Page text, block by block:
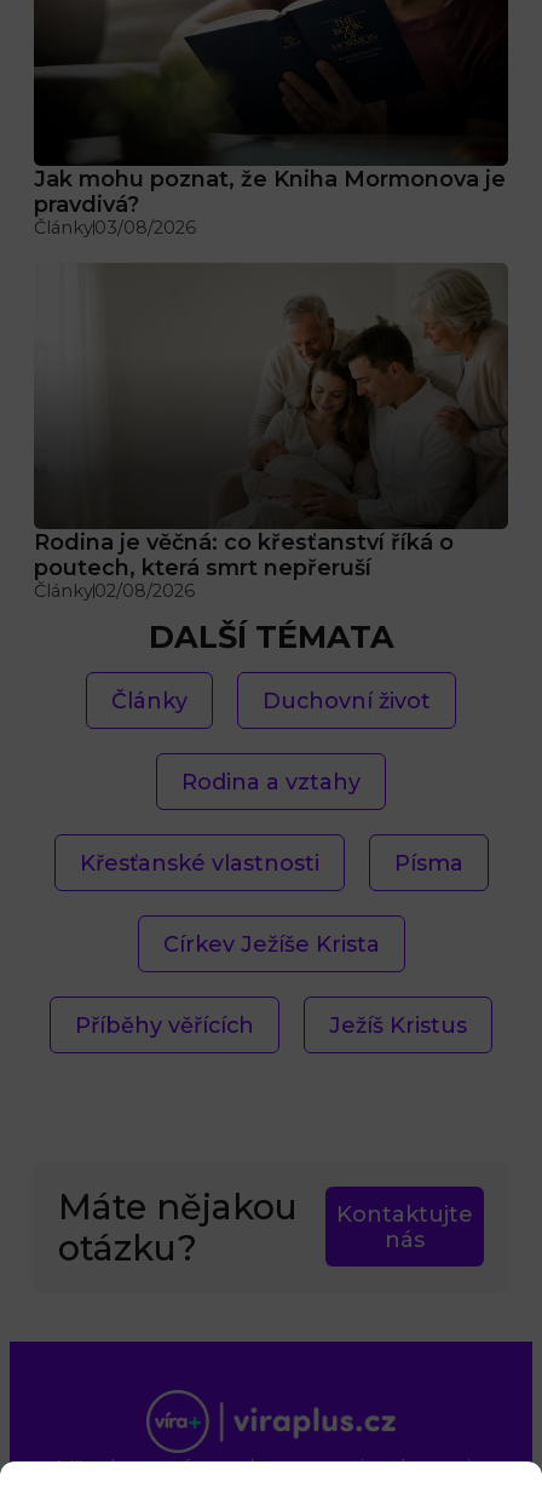
Jak mohu poznat, že Kniha Mormonova je
pravdivá?
Články03/08/2026
Rodina je věčná: co křesťanství říká o
poutech, která smrt nepřeruší
Články02/08/2026
DALŠÍ TÉMATA
Články Duchovní život
Rodina a vztahy
Křesťanské vlastnosti Písma
Církev Ježíše Krista
Příběhy věřících Ježíš Kristus
Máte nějakou
otázku?
Kontaktujte
nás
Všechna práva vyhrazena. viraplus.cz je